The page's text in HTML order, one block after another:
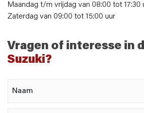
Maandag t/m vrijdag van 08:00 tot 17:30
Zaterdag van 09:00 tot 15:00 uur
Vragen of interesse in
Suzuki?